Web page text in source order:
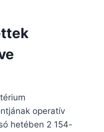
operatív
hetében 2 154-